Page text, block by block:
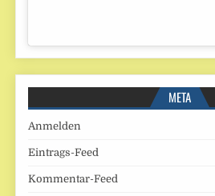
META
Anmelden
Eintrags-Feed
Kommentar-Feed